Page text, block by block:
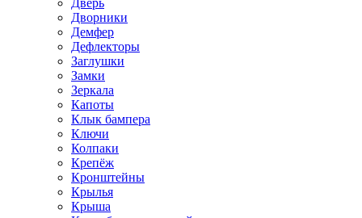
Дверь
Дворники
Демфер
Дефлекторы
Заглушки
Замки
Зеркала
Капоты
Клык бампера
Ключи
Колпаки
Крепёж
Кронштейны
Крылья
Крыша